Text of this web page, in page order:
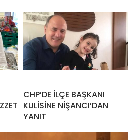
CHP’DE İLÇE BAŞKANI
KULİSİNE NİŞANCI’DAN
YANIT